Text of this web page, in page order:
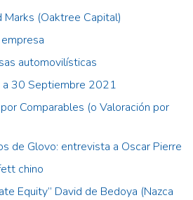
(Oaktree Capital)
automovilísticas
a 30 Septiembre 2021
Comparables (o Valoración por
de Glovo: entrevista a Oscar Pierre
chino
Equity” David de Bedoya (Nazca